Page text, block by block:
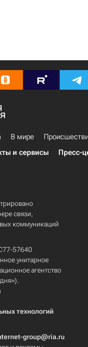
В мире
и сервисы Пресс-
связи,
коммуникаций
57640
унитарное
агентство
технологий
group@ria.ru